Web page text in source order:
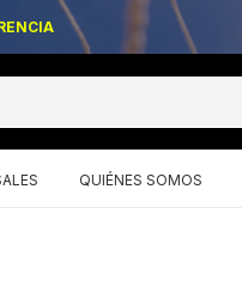
QUIÉNES SOMOS